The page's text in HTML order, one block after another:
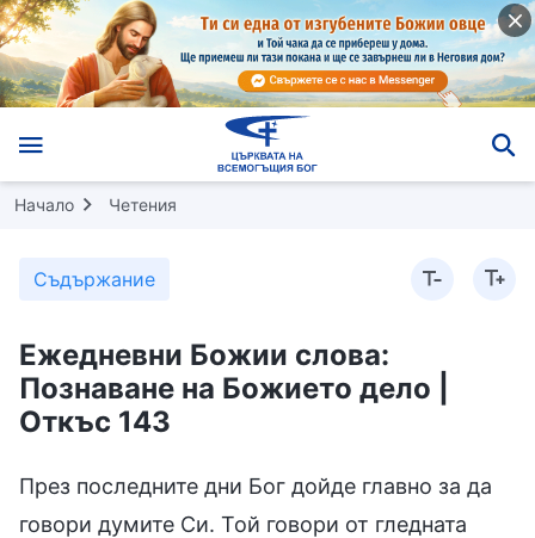
Начало Четения
Съдържание
Ежедневни Божии слова:
Познаване на Божието дело |
Откъс 143
През последните дни Бог дойде главно за да
говори думите Си. Той говори от гледната